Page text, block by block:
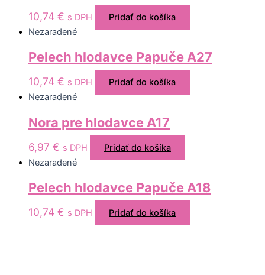
10,74 € s DPH
Pridať do košíka
Nezaradené
Pelech hlodavce Papuče A27
10,74 € s DPH
Pridať do košíka
Nezaradené
Nora pre hlodavce A17
6,97 € s DPH
Pridať do košíka
Nezaradené
Pelech hlodavce Papuče A18
10,74 € s DPH Pridať do košíka